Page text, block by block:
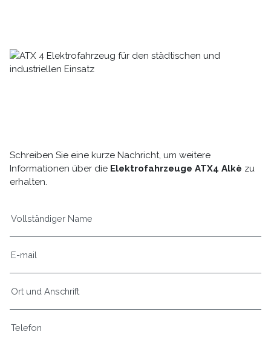
Schreiben Sie eine kurze Nachricht, um weitere
Informationen über die Elektrofahrzeuge ATX4 Alkè zu
erhalten.